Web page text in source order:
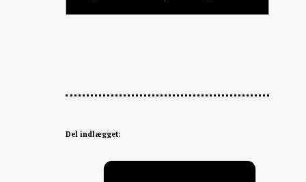
Del indlægget: